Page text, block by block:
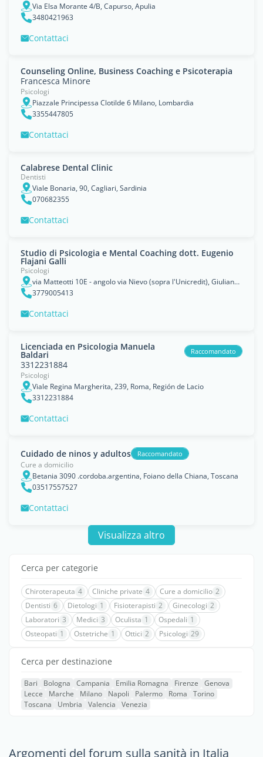
Via Elsa Morante 4/B, Capurso, Apulia
3480421963
Contattaci
Counseling Online, Business Coaching e Psicoterapia
Francesca Minore
Psicologi
Piazzale Principessa Clotilde 6 Milano, Lombardia
3355447805
Contattaci
Calabrese Dental Clinic
Dentisti
Viale Bonaria, 90, Cagliari, Sardinia
070682355
Contattaci
Studio di Psicologia e Mental Coaching dott. Eugenio
Flajani Galli
Psicologi
via Matteotti 10E - angolo via Nievo (sopra l'Unicredit), Giulianova, Abruzzo
3779005413
Contattaci
Licenciada en Psicologia Manuela
Baldari Raccomandato
3312231884
Psicologi
Viale Regina Margherita, 239, Roma, Región de Lacio
3312231884
Contattaci
Cuidado de ninos y adultos Raccomandato
Cure a domicilio
Betania 3090 .cordoba.argentina, Foiano della Chiana, Toscana
03517557527
Contattaci
Visualizza altro
Cerca per categorie
Chiroterapeuta 4 Cliniche private 4 Cure a domicilio 2
Dentisti 6 Dietologi 1 Fisioterapisti 2 Ginecologi 2
Laboratori 3 Medici 3 Oculista 1 Ospedali 1
Osteopati 1 Ostetriche 1 Ottici 2 Psicologi 29
Cerca per destinazione
Bari Bologna Campania Emilia Romagna Firenze
Genova
Lecce
Marche Milano Napoli Palermo Roma
Torino
Toscana
Umbria Valencia Venezia
Argomenti del forum sulla sanità in Italia